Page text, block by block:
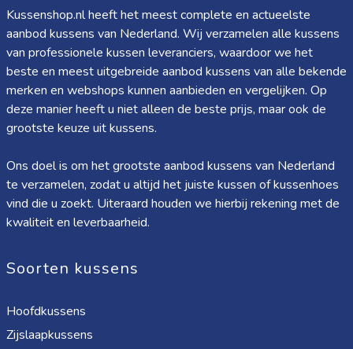
Kussenshop.nl heeft het meest complete en actueelste
aanbod kussens van Nederland. Wij verzamelen alle kussens
van professionele kussen leveranciers, waardoor we het
beste en meest uitgebreide aanbod kussens van alle bekende
merken en webshops kunnen aanbieden en vergelijken. Op
deze manier heeft u niet alleen de beste prijs, maar ook de
grootste keuze uit kussens.
Ons doel is om het grootste aanbod kussens van Nederland
te verzamelen, zodat u altijd het juiste kussen of kussenhoes
vind die u zoekt. Uiteraard houden we hierbij rekening met de
kwaliteit en leverbaarheid.
Soorten kussens
Hoofdkussens
Zijslaapkussens